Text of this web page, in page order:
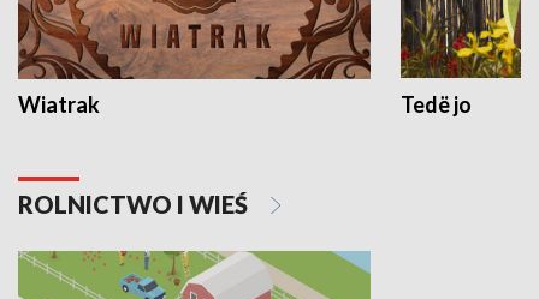
Wiatrak Tedë jo
ROLNICTWO I WIEŚ